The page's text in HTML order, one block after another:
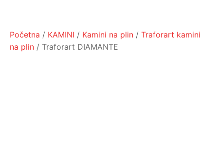
Početna / KAMINI / Kamini na plin / Traforart kamini
na plin / Traforart DIAMANTE